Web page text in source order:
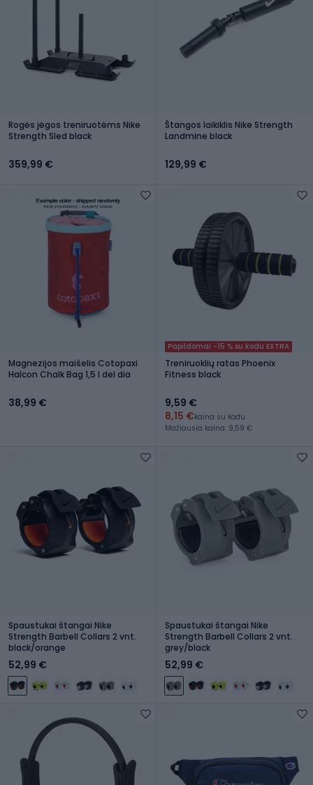
Rogės jėgos treniruotėms Nike
Strength Sled black
359,99 €
Štangos laikiklis Nike Strength
Landmine black
129,99 €
Magnezijos maišelis Cotopaxi
Halcon Chalk Bag 1,5 l del dia
38,99 €
Papildomai -15 % su kodu EXTRA
Treniruoklių ratas Phoenix
Fitness black
9,59 €
8,15 €kaina su kodu
Mažiausia kaina: 9,59 €
Spaustukai štangai Nike
Strength Barbell Collars 2 vnt.
black/orange
52,99 €
Spaustukai štangai Nike
Strength Barbell Collars 2 vnt.
grey/black
52,99 €